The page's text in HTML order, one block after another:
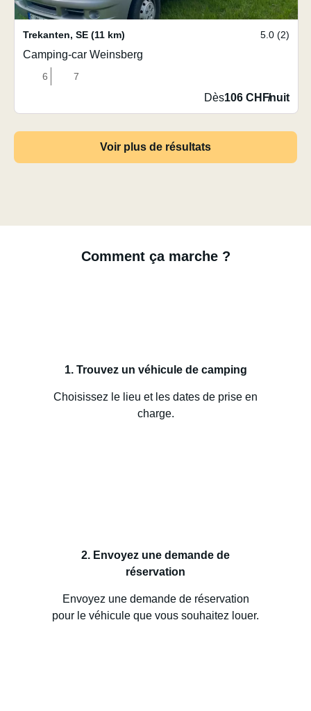
Trekanten, SE (11 km) 5.0 (2)
Camping-car Weinsberg
6 7
Dès106 CHF/nuit
Voir plus de résultats
Comment ça marche ?
1. Trouvez un véhicule de camping
Choisissez le lieu et les dates de prise en
charge.
2. Envoyez une demande de
réservation
Envoyez une demande de réservation
pour le véhicule que vous souhaitez louer.